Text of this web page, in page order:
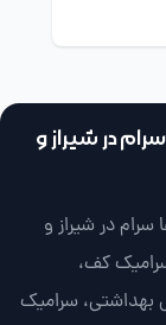
در شیراز و
در شیراز و
کف،
بهداشتی، سرامیک